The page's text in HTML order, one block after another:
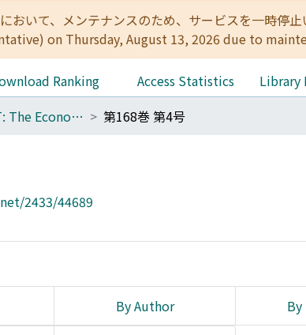
おいて、メンテナンスのため、サービスを一時
on Thursday, August 13, 2026 due to
Ranking Access Statistics
Library
Keizai-ronsō : The Economic Review 第168巻 第4号
2433/44689
By Author By